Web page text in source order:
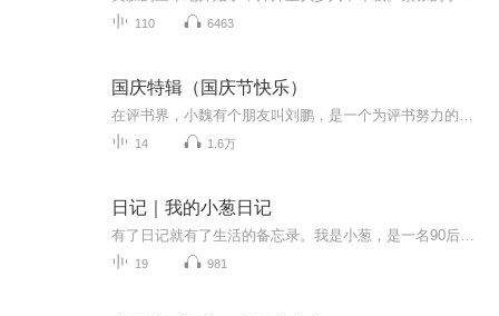
110 6463
国庆特辑（国庆节快乐）
14 1.6万
日记｜我的小葱日记
19 981